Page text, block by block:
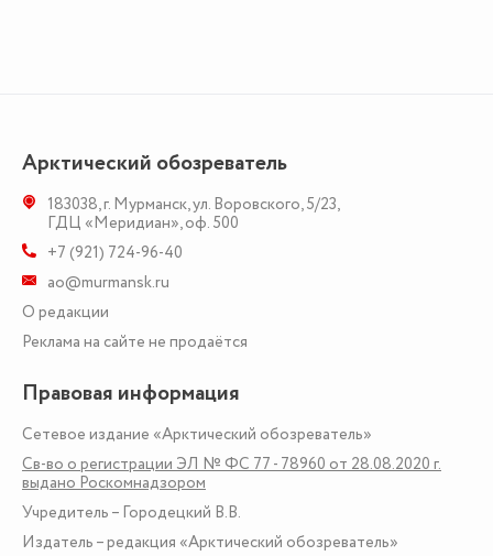
Арктический обозреватель
183038,г. Мурманск,ул. Воровского, 5/23,
ГДЦ «Меридиан», оф. 500
+7 (921) 724-96-40
ao@murmansk.ru
О редакции
Реклама на сайте не продаётся
Правовая информация
Сетевое издание «Арктический обозреватель»
Св-во о регистрации ЭЛ № ФС 77 - 78960 от 28.08.2020 г.
выдано Роскомнадзором
Учредитель – Городецкий В.В.
Издатель – редакция «Арктический обозреватель»